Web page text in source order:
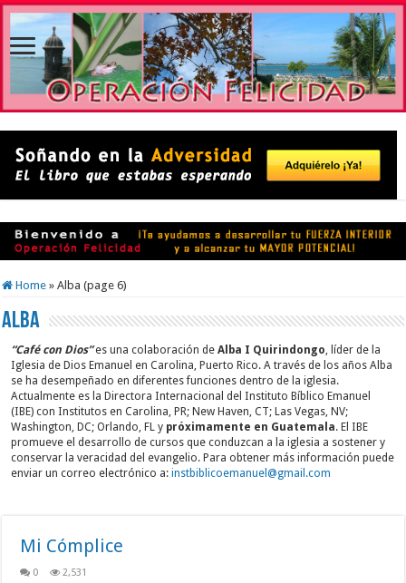
Home » Alba (page 6)
Alba
“Café con Dios”es una colaboración deAlba I Quirindongo, líder de la
Iglesia de Dios Emanuel en Carolina, Puerto Rico. A través de los años Alba
se ha desempeñado en diferentes funciones dentro de la iglesia.
Actualmente es la Directora Internacional del Instituto Bíblico Emanuel
(IBE) con Institutos en Carolina, PR; New Haven, CT; Las Vegas, NV;
Washington, DC; Orlando, FL y próximamente en Guatemala. El IBE
promueve el desarrollo de cursos que conduzcan a la iglesia a sostener y
conservar la veracidad del evangelio. Para obtener más información puede
enviar un correo electrónico a:instbiblicoemanuel@gmail.com
Mi Cómplice
0 2,531